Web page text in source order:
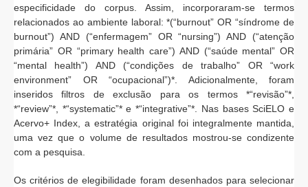
especificidade do corpus. Assim, incorporaram-se termos
relacionados ao ambiente laboral: *(“burnout” OR “síndrome de
burnout”) AND (“enfermagem” OR “nursing”) AND (“atenção
primária” OR “primary health care”) AND (“saúde mental” OR
“mental health”) AND (“condições de trabalho” OR “work
environment” OR “ocupacional”)*. Adicionalmente, foram
inseridos filtros de exclusão para os termos *“revisão”*,
*“review”*, *“systematic”* e *“integrative”*. Nas bases SciELO e
Acervo+ Index, a estratégia original foi integralmente mantida,
uma vez que o volume de resultados mostrou-se condizente
com a pesquisa.
Os critérios de elegibilidade foram desenhados para selecionar